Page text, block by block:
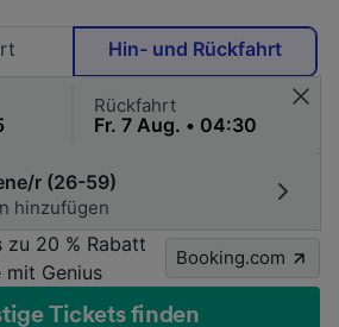
Hin- und Rückfahrt
Rückfahrt
r (26-59)
hinzufügen
zu 20 % Rabatt
Genius
Booking.com
Tickets finden